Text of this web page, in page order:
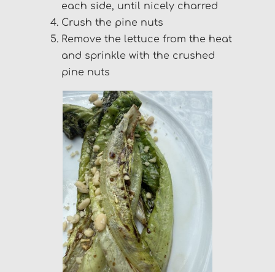
each side, until nicely charred
Crush the pine nuts
Remove the lettuce from the heat
and sprinkle with the crushed
pine nuts